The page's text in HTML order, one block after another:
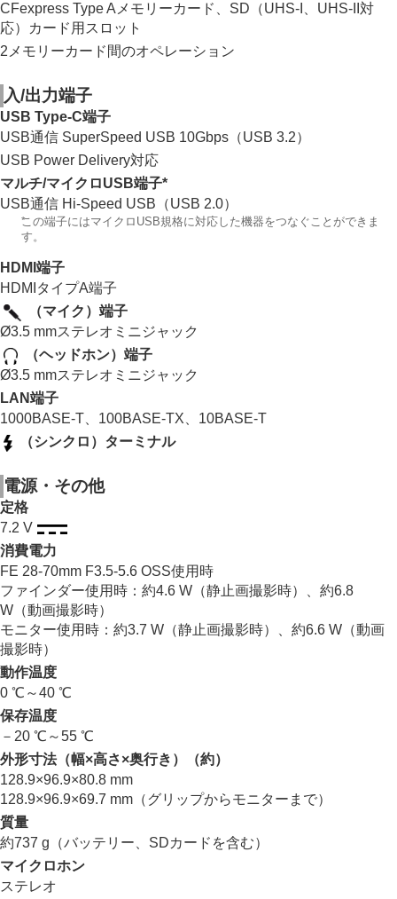
CFexpress Type Aメモリーカード、SD（UHS-I、UHS-II対
応）カード用スロット
2メモリーカード間のオペレーション
入/出力端子
USB Type-C端子
USB通信 SuperSpeed USB 10Gbps（USB 3.2）
USB Power Delivery対応
マルチ/マイクロUSB端子*
USB通信 Hi-Speed USB（USB 2.0）
*この端子にはマイクロUSB規格に対応した機器をつなぐことができま
す。
HDMI端子
HDMIタイプA端子
（マイク）端子
Ø3.5 mmステレオミニジャック
（ヘッドホン）端子
Ø3.5 mmステレオミニジャック
LAN端子
1000BASE-T、100BASE-TX、10BASE-T
（シンクロ）ターミナル
電源・その他
定格
7.2 V
消費電力
FE 28-70mm F3.5-5.6 OSS使用時
ファインダー使用時：約4.6 W（静止画撮影時）、約6.8
W（動画撮影時）
モニター使用時：約3.7 W（静止画撮影時）、約6.6 W（動画
撮影時）
動作温度
0 ℃～40 ℃
保存温度
－20 ℃～55 ℃
外形寸法（幅×高さ×奥行き）（約）
128.9×96.9×80.8 mm
128.9×96.9×69.7 mm（グリップからモニターまで）
質量
約737 g（バッテリー、SDカードを含む）
マイクロホン
ステレオ